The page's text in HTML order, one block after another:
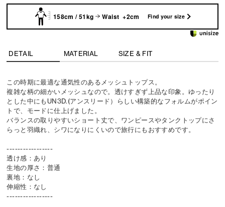
158cm / 51kg Waist +2cm Find your size
DETAIL MATERIAL SIZE & FIT
この時期に最適な通気性のあるメッシュトップス。
複雑な柄の細かいメッシュなので。透けすぎず上品な印象。ゆったり
とした中にもUN3D.(アンスリード）らしい構築的なフォルムがポイン
トで、モードに仕上げました。
バランスの取りやすいショート丈で、ワンピースやタンクトップにさ
らっと羽織れ、シワになりにくいので旅行にもおすすめです。
-----------------
透け感：あり
生地の厚さ：普通
裏地：なし
伸縮性：なし
-----------------